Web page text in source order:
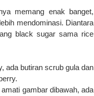
memang enak banget,
mendominasi. Diantara
black sugar sama rice
ada butiran scrub gula dan
gambar dibawah, ada